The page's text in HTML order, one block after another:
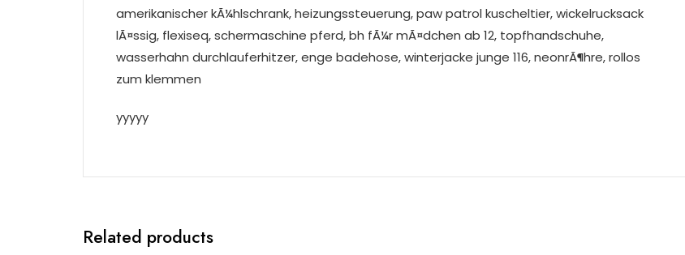
amerikanischer kÃ¼hlschrank, heizungssteuerung, paw patrol kuscheltier, wickelrucksack
lÃ¤ssig, flexiseq, schermaschine pferd, bh fÃ¼r mÃ¤dchen ab 12, topfhandschuhe,
wasserhahn durchlauferhitzer, enge badehose, winterjacke junge 116, neonrÃ¶hre, rollos
zum klemmen
yyyyy
Related products